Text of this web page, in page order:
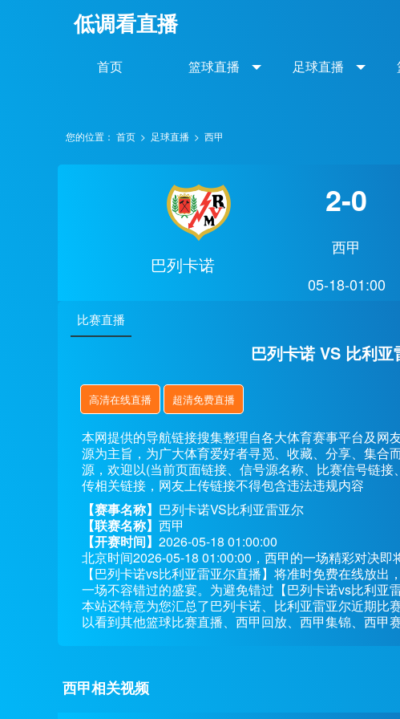
低调看直播
首页 篮球直播 足球直播
您的位置： 首页 > 足球直播 > 西甲
巴列卡诺
2-0
西甲
05-18-01:00
比赛直播
巴列卡诺 VS 比利亚
高清在线直播 超清免费直播
本网提供的导航链接搜集整理自各大体育赛事平台及网
源为主旨，为广大体育爱好者寻觅、收藏、分享、集合
源，欢迎以(当前页面链接、信号源名称、比赛信号链
传相关链接，网友上传链接不得包含违法违规内容
【赛事名称】 巴列卡诺VS比利亚雷亚尔
【联赛名称】 西甲
【开赛时间】 2026-05-18 01:00:00
北京时间2026-05-18 01:00:00，西甲的一场精彩对决
【巴列卡诺vs比利亚雷亚尔直播】将准时免费在线放
一场不容错过的盛宴。为避免错过【巴列卡诺vs比利亚
本站还特意为您汇总了巴列卡诺、比利亚雷亚尔近期比
以看到其他篮球比赛直播、西甲回放、西甲集锦、西甲
西甲相关视频